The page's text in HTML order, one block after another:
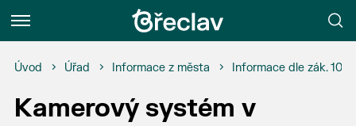
Menu
Úvod Úřad Informace z města Informace dle zák.
Kamerový systém v